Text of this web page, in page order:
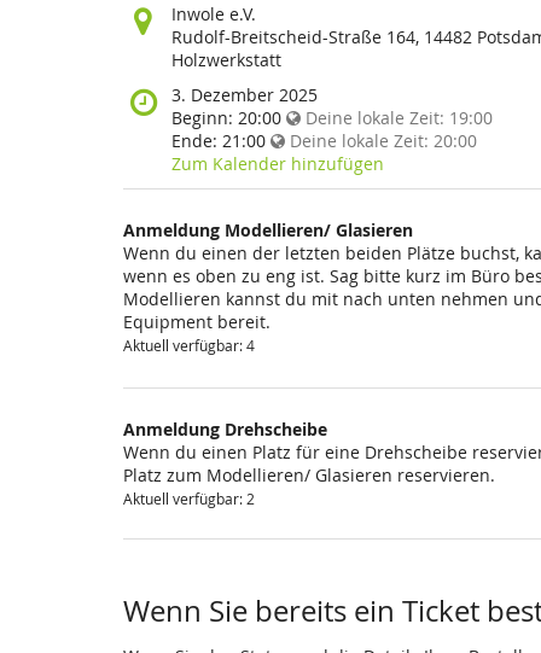
Wo
findet
diese
statt?
Inwole e.V.
Rudolf-Breitscheid-Straße 164, 14482
Holzwerkstatt
Wann
findet
diese
Veranstaltung
statt?
3. Dezember 2025
Beginn: 20:00 Deine lokale Zeit: 19:00
Ende: 21:00 Deine lokale Zeit: 20:00
Zum Kalender hinzufügen
Anmeldung Modellieren/ Glasieren
Wenn du einen der letzten beiden Plätze buchst,
wenn es oben zu eng ist. Sag bitte kurz im Büro
Modellieren kannst du mit nach unten nehmen
Equipment bereit.
Aktuell verfügbar: 4
Anmeldung Drehscheibe
Wenn du einen Platz für eine Drehscheibe
Platz zum Modellieren/ Glasieren reservieren.
Aktuell verfügbar: 2
Wenn Sie bereits ein Ticket